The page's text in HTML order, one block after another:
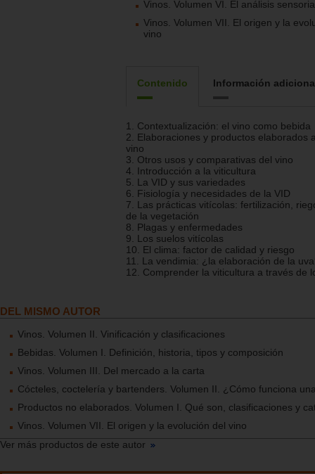
Vinos. Volumen VI. El análisis
Vinos. Volumen VII. El origen y la
vino
Contenido Información
1. Contextualización: el vino como bebida
2. Elaboraciones y productos elaborados
vino
3. Otros usos y comparativas del vino
4. Introducción a la viticultura
5. La VID y sus variedades
6. Fisiología y necesidades de la VID
7. Las prácticas vitícolas: fertilización,
de la vegetación
8. Plagas y enfermedades
9. Los suelos vitícolas
10. El clima: factor de calidad y riesgo
11. La vendimia: ¿la elaboración de la
12. Comprender la viticultura a través de
DEL MISMO AUTOR
Vinos. Volumen II. Vinificación y clasificaciones
Bebidas. Volumen I. Definición, historia, tipos y composición
Vinos. Volumen III. Del mercado a la carta
Cócteles, coctelería y bartenders. Volumen II. ¿Cómo funciona
Productos no elaborados. Volumen I. Qué son, clasificaciones y
Vinos. Volumen VII. El origen y la evolución del vino
Ver más productos de este autor